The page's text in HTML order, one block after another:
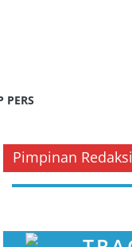
PERS
Pimpinan Redaksi